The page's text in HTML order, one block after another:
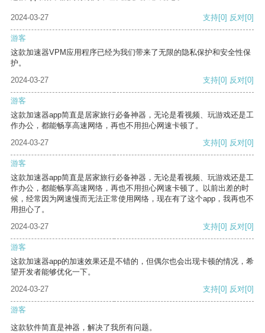
2024-03-27 支持[0] 反对[0]
游客
这款加速器VPM应用程序已经为我们带来了无限的隐私保护和安全性保
护。
2024-03-27
支持[0] 反对[0]
游客
这款加速器app简直是居家旅行必备神器，无论是看视频、玩游戏还是工
作办公，都能畅享高速网络，再也不用担心网速卡顿了。
2024-03-27
支持[0] 反对[0]
游客
这款加速器app简直是居家旅行必备神器，无论是看视频、玩游戏还是工
作办公，都能畅享高速网络，再也不用担心网速卡顿了。以前出差的时
候，经常因为网速慢而无法正常使用网络，现在有了这个app，我再也不
用担心了。
2024-03-27
支持[0] 反对[0]
游客
这款加速器app的加速效果还是不错的，但偶尔也会出现卡顿的情况，希
望开发者能够优化一下。
2024-03-27
支持[0] 反对[0]
游客
这款软件简直是神器，解决了我所有问题。